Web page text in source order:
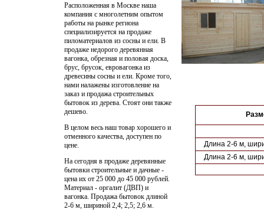
Расположенная в Москве наша
компания с многолетним опытом
работы на рынке региона
специализируется на продаже
пиломатериалов из сосны и ели. В
продаже недорого деревянная
вагонка, обрезная и половая доска,
брус, брусок, евровагонка из
древесины сосны и ели. Кроме того,
нами налажены изготовление на
заказ и продажа строительных
бытовок из дерева. Стоят они также
дешево.
В целом весь наш товар хорошего и
отменного качества, доступен по
цене.
На сегодня в продаже деревянные
бытовки строительные и дачные -
цена их от 25 000 до 45 000 рублей.
Материал - оргалит (ДВП) и
вагонка. Продажа бытовок длиной
2-6 м, шириной 2,4; 2,5; 2,6 м.
Длина 2-6 м,
Длина 2-6 м,